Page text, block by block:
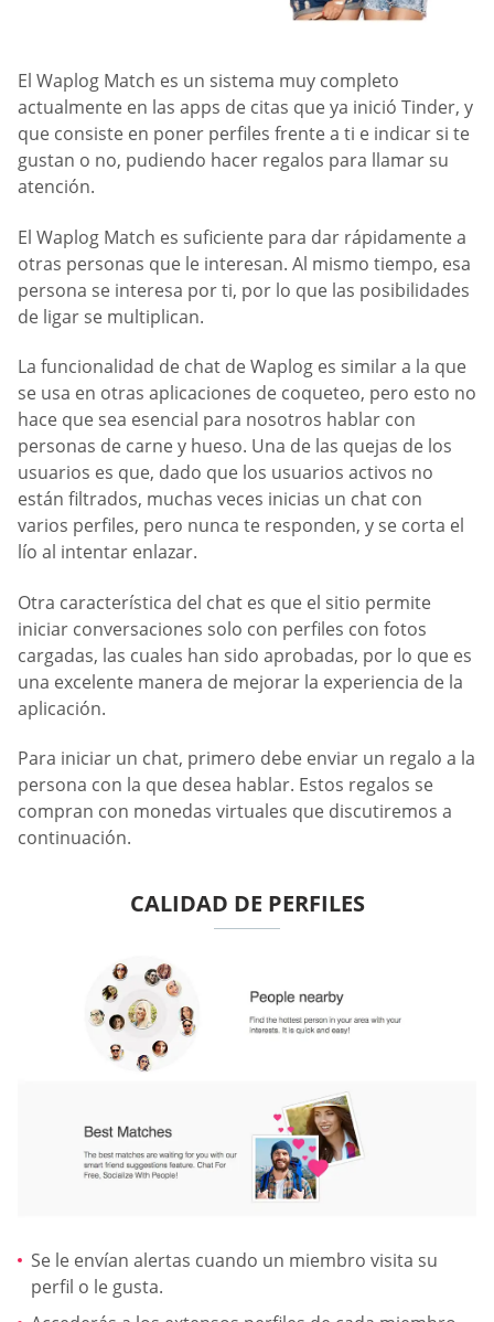
El Waplog Match es un sistema muy completo
actualmente en las apps de citas que ya inició Tinder, y
que consiste en poner perfiles frente a ti e indicar si te
gustan o no, pudiendo hacer regalos para llamar su
atención.
El Waplog Match es suficiente para dar rápidamente a
otras personas que le interesan. Al mismo tiempo, esa
persona se interesa por ti, por lo que las posibilidades
de ligar se multiplican.
La funcionalidad de chat de Waplog es similar a la que
se usa en otras aplicaciones de coqueteo, pero esto no
hace que sea esencial para nosotros hablar con
personas de carne y hueso. Una de las quejas de los
usuarios es que, dado que los usuarios activos no
están filtrados, muchas veces inicias un chat con
varios perfiles, pero nunca te responden, y se corta el
lío al intentar enlazar.
Otra característica del chat es que el sitio permite
iniciar conversaciones solo con perfiles con fotos
cargadas, las cuales han sido aprobadas, por lo que es
una excelente manera de mejorar la experiencia de la
aplicación.
Para iniciar un chat, primero debe enviar un regalo a la
persona con la que desea hablar. Estos regalos se
compran con monedas virtuales que discutiremos a
continuación.
CALIDAD DE PERFILES
Se le envían alertas cuando un miembro visita su
perfil o le gusta.